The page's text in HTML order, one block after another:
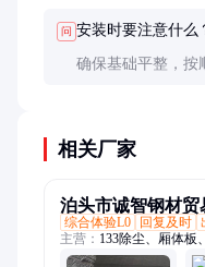
问 安装时要注意什么
确保基础平整，按
相关厂家
泊头市诚智钢材贸
综合体验L0
回复及时
主营： 133除尘、厢体板
散装机、冲孔板、碳钢